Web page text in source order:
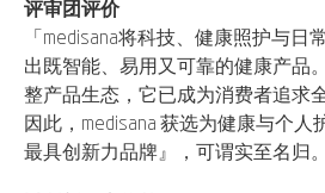
评审团评价
「medisana将科技、健康照护与日
出既智能、易用又可靠的健康产品
整产品生态，它已成为消费者追求
因此，medisana 获选为健康与个人
最具创新力品牌』，可谓实至名归。